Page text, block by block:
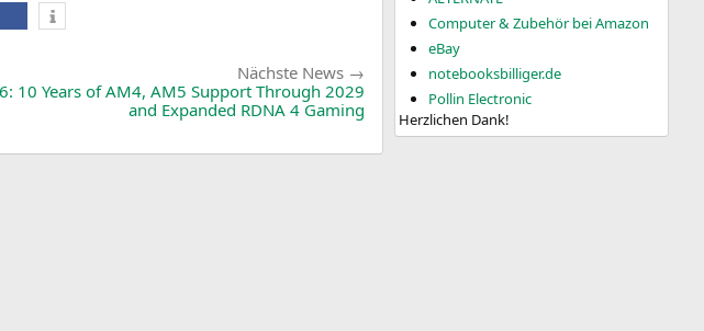
Nächste News
Nächste
10 Years ofAM4, AM5 Support Through 2029
and Expanded RDNA 4 Gaming
Computer & Zubehör bei Amazon
eBay
notebooksbilliger.de
Pollin Electronic
Herzlichen Dank!